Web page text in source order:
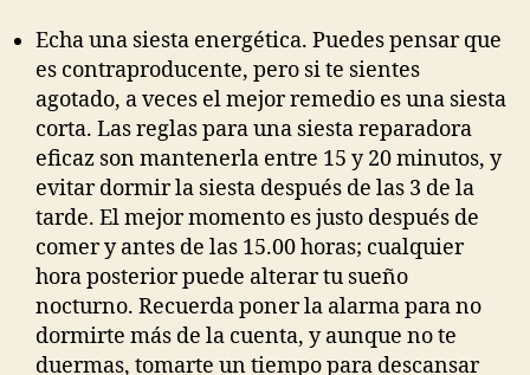
Echa una siesta energética. Puedes pensar que
es contraproducente, pero si te sientes
agotado, a veces el mejor remedio es una siesta
corta. Las reglas para una siesta reparadora
eficaz son mantenerla entre 15 y 20 minutos, y
evitar dormir la siesta después de las 3 de la
tarde. El mejor momento es justo después de
comer y antes de las 15.00 horas; cualquier
hora posterior puede alterar tu sueño
nocturno. Recuerda poner la alarma para no
dormirte más de la cuenta, y aunque no te
duermas, tomarte un tiempo para descansar